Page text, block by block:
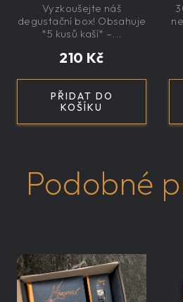
210 Kč
PŘIDAT DO
KOŠÍKU
Vyzkoušejte náš
degustační box! Obsahuje
*5 kusů kaší* –...
Podobné